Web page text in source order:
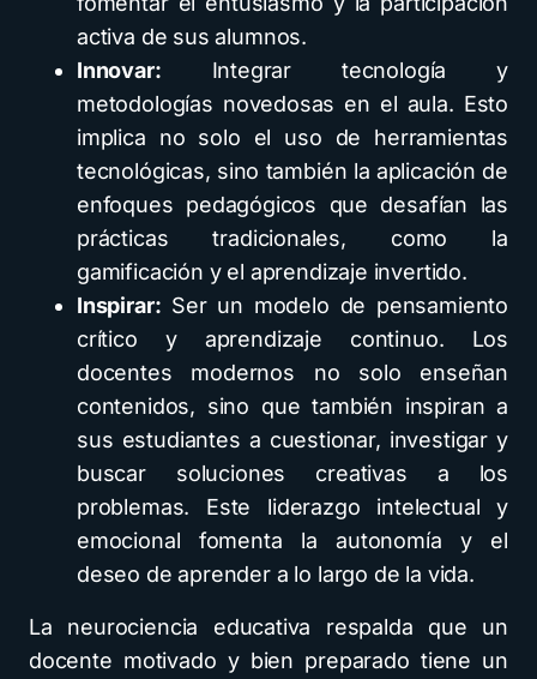
activa de sus alumnos.
Innovar: Integrar tecnología y
metodologías novedosas en el aula. Esto
implica no solo el uso de herramientas
tecnológicas, sino también la aplicación de
enfoques pedagógicos que desafían las
prácticas tradicionales, como la
gamificación y el aprendizaje invertido.
Inspirar: Ser un modelo de pensamiento
crítico y aprendizaje continuo. Los
docentes modernos no solo enseñan
contenidos, sino que también inspiran a
sus estudiantes a cuestionar, investigar y
buscar soluciones creativas a los
problemas. Este liderazgo intelectual y
emocional fomenta la autonomía y el
deseo de aprender a lo largo de la vida.
La neurociencia educativa respalda que un
docente motivado y bien preparado tiene un